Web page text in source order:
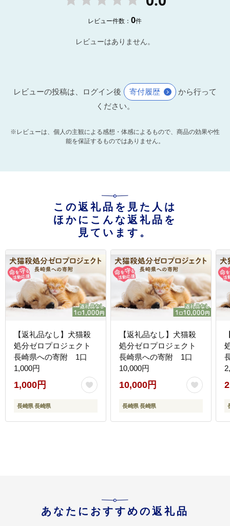
レビュー件数：0件
レビューはありません。
レビューの投稿は、ログイン後 寄付履歴
から行って
ください。
※レビューは、個人の主観による感想・体感によるもので、商品の効果や性
能を保証するものではありません。
この返礼品を見た人は
ほかにこんな返礼品を
見ています。
【返礼品なし】犬猫殺
処分ゼロプロジェクト
長崎県への寄附 1口
1,000円
1,000円
長崎県 長崎県
【返礼品なし】犬猫殺
処分ゼロプロジェクト
長崎県への寄附 1口
10,000円
10,000円
長崎県 長崎県
あなたにおすすめの返礼品